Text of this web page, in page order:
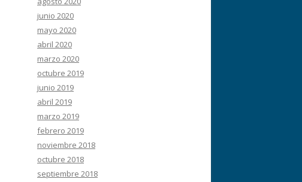
junio 2020
mayo 2020
abril 2020
marzo 2020
octubre 2019
junio 2019
abril 2019
marzo 2019
febrero 2019
noviembre 2018
octubre 2018
septiembre 2018